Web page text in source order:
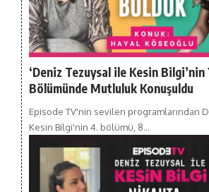
‘Deniz Tezuysal ile Kesin Bilgi’nin
Bölümünde Mutluluk Konuşuldu
Episode TV'nin sevilen programlarından
Kesin Bilgi'nin 4. bölümü, 8…